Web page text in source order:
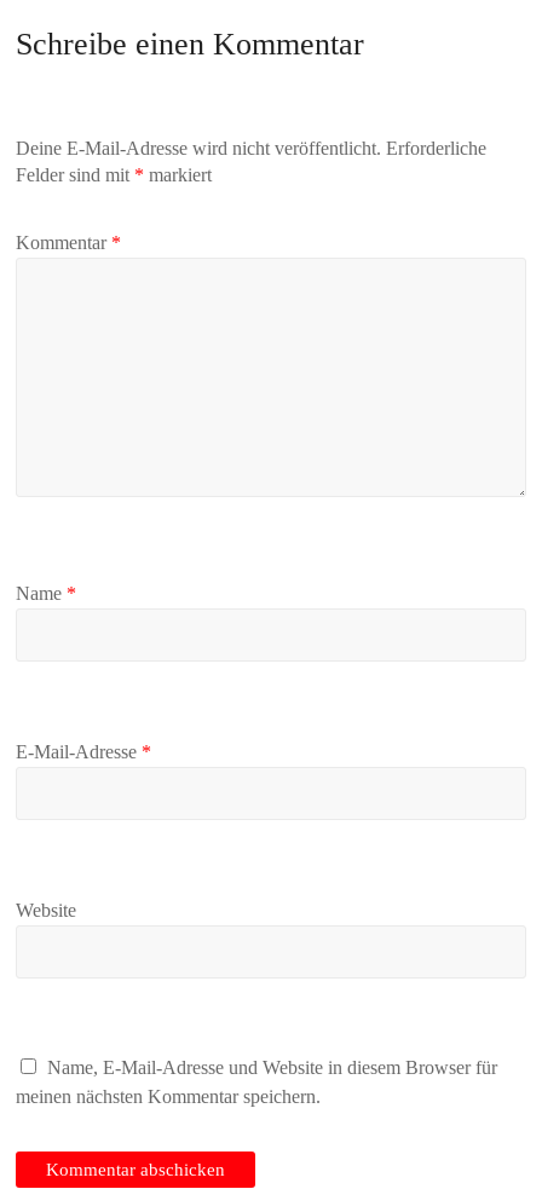
Schreibe einen Kommentar
Deine E-Mail-Adresse wird nicht veröffentlicht. Erforderliche
Felder sind mit * markiert
Kommentar *
Name *
E-Mail-Adresse *
Website
Name, E-Mail-Adresse und Website in diesem Browser für
meinen nächsten Kommentar speichern.